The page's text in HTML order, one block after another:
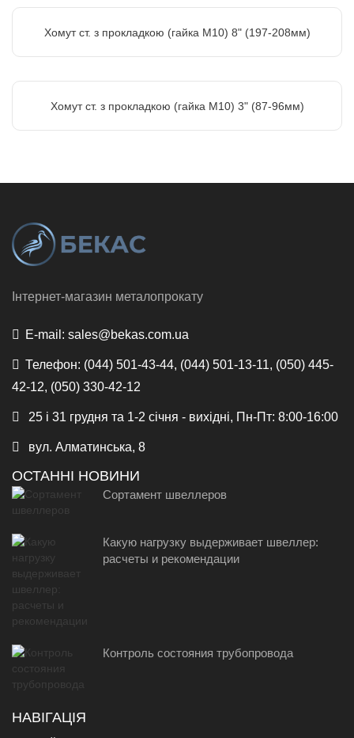
Хомут ст. з прокладкою (гайка М10) 8" (197-208мм)
Хомут ст. з прокладкою (гайка М10) 3" (87-96мм)
Інтернет-магазин металопрокату
E-mail: sales@bekas.com.ua
Телефон: (044) 501-43-44, (044) 501-13-11, (050) 445-
42-12, (050) 330-42-12
25 і 31 грудня та 1-2 січня - вихідні, Пн-Пт: 8:00-16:00
вул. Алматинська, 8
ОСТАННІ НОВИНИ
Сортамент швеллеров
Какую нагрузку выдерживает швеллер:
расчеты и рекомендации
Контроль состояния трубопровода
НАВІГАЦІЯ